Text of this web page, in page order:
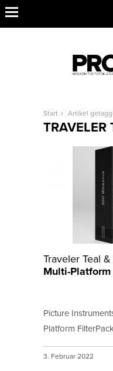
Start Artikel
TRAVELER
Traveler Teal
Multi-
Picture
Platform
3. Februar 2022